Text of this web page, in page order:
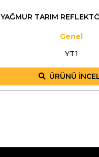
YAĞMUR TARIM
Genel
YT1
ÜRÜNÜ